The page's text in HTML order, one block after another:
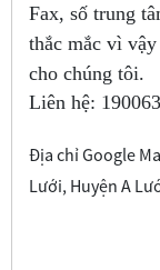
Fax, số trung
thắc mắc vì
cho chúng tôi.
Liên hệ:
Địa chỉ Google
Lưới, Huyện A